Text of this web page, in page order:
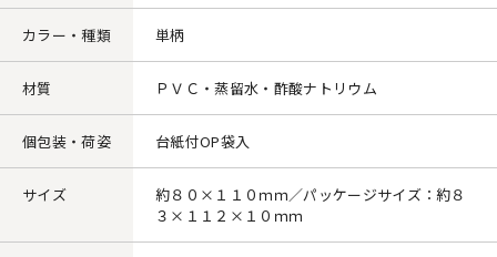
カラー・種類 単柄
材質 ＰＶＣ・蒸留水・酢酸ナトリウム
個包装・荷姿 台紙付OP袋入
サイズ
約８０×１１０ｍｍ／パッケージサイズ：約８
３×１１２×１０ｍｍ